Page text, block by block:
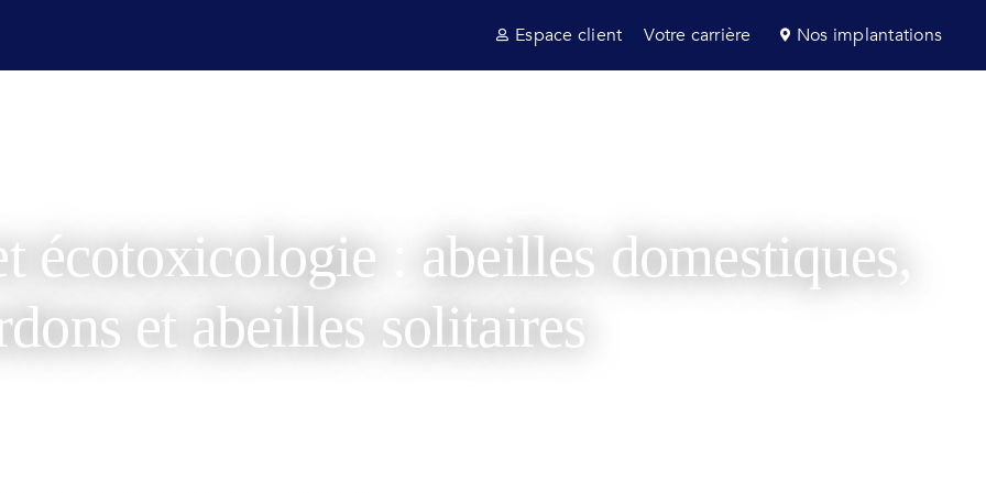
Espace client Votre carrière Nos implantations
écotoxicologie : abeilles domestiques,
et abeilles solitaires